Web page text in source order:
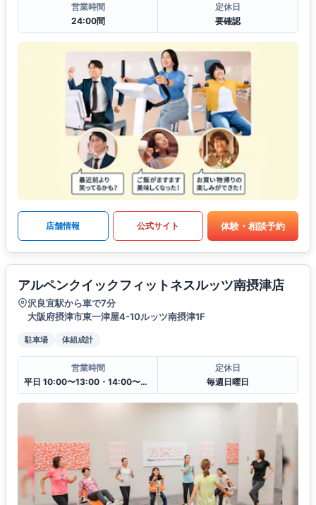
営業時間
24:00間
定休日
要確認
店舗情報 公式サイト 体験・相談予約
アルペンクイックフィットネスルッツ南摂津店
沢良宜駅から車で7分
大阪府摂津市東一津屋4-10ルッツ南摂津1F
駐車場 体組成計
営業時間
平日 10:00〜13:00・14:00〜20:00
定休日
毎週日曜日